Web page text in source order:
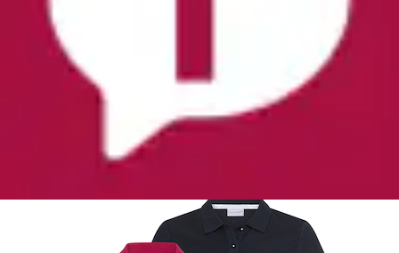
Poloshirt Packung, 2er-Pack, 2 Stk.
figurumspielende Passform, Polokragen, Basic-
Eastwind
Ursprünglicher PreisUVP 24,99 €
21,99 €